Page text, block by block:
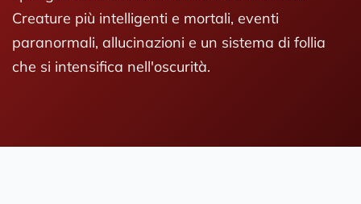
Creature più intelligenti e mortali, eventi
paranormali, allucinazioni e un sistema di follia
che si intensifica nell'oscurità.